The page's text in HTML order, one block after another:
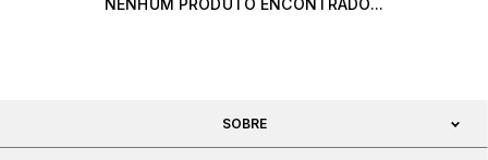
NENHUM PRODUTO ENCONTRADO...
SOBRE